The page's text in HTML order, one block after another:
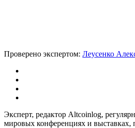
Проверено экспертом: Леусенко
Эксперт, редактор Altcoinlog,
мировых конференциях и выставках,